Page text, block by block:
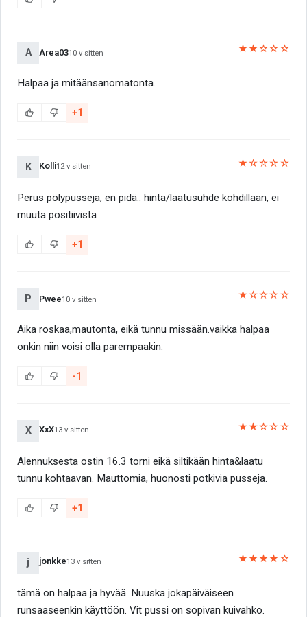
A Area0310 v sitten ★★☆☆☆
Halpaa ja mitäänsanomatonta.
+1
K Kolli12 v sitten ★☆☆☆☆
Perus pölypusseja, en pidä.. hinta/laatusuhde kohdillaan, ei
muuta positiivistä
+1
P Pwee10 v sitten ★☆☆☆☆
Aika roskaa,mautonta, eikä tunnu missään.vaikka halpaa
onkin niin voisi olla parempaakin.
-1
X XxX13 v sitten ★★☆☆☆
Alennuksesta ostin 16.3 torni eikä siltikään hinta&laatu
tunnu kohtaavan. Mauttomia, huonosti potkivia pusseja.
+1
j jonkke13 v sitten ★★★★☆
tämä on halpaa ja hyvää. Nuuska jokapäiväiseen
runsaaseenkin käyttöön. Vit pussi on sopivan kuivahko.